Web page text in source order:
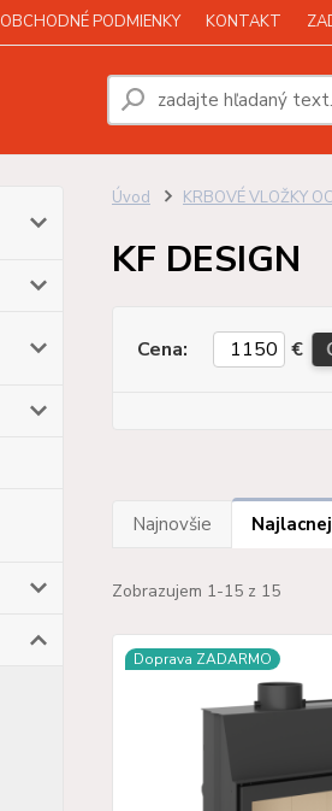
OBCHODNÉ PODMIENKY KONTAKT
Úvod KRBOVÉ VLOŽKY
KF DESIGN
Cena: €
Najnovšie
Zobrazujem 1-15 z 15
Doprava ZADARMO